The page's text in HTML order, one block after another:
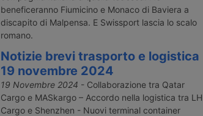
beneficeranno Fiumicino e Monaco di Baviera a
discapito di Malpensa. E Swissport lascia lo scalo
romano.
Notizie brevi trasporto e logistica
19 novembre 2024
19 Novembre 2024 - Collaborazione tra Qatar
Cargo e MASkargo – Accordo nella logistica tra LH
Cargo e Shenzhen - Nuovi terminal container